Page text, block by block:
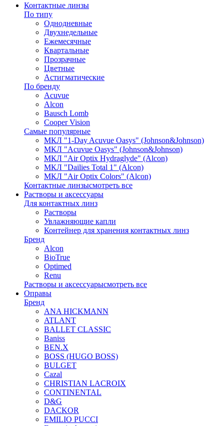
Контактные линзы
По типу
Однодневные
Двухнедельные
Ежемесячные
Квартальные
Прозрачные
Цветные
Астигматические
По бренду
Acuvue
Alcon
Bausch Lomb
Cooper Vision
Самые популярные
МКЛ "1-Day Acuvue Oasys" (Johnson&Johnson)
МКЛ "Acuvue Oasys" (Johnson&Johnson)
МКЛ "Air Optix Hydraglyde" (Alcon)
МКЛ "Dailies Total 1" (Alcon)
МКЛ "Air Optix Colors" (Alcon)
Контактные линзысмотреть все
Растворы и аксессуары
Для контактных линз
Растворы
Увлажняющие капли
Контейнер для хранения контактных линз
Бренд
Alcon
BioTrue
Optimed
Renu
Растворы и аксессуарысмотреть все
Оправы
Бренд
ANA HICKMANN
ATLANT
BALLET CLASSIC
Baniss
BEN.X
BOSS (HUGO BOSS)
BULGET
Cazal
CHRISTIAN LACROIX
CONTINENTAL
D&G
DACKOR
EMILIO PUCCI